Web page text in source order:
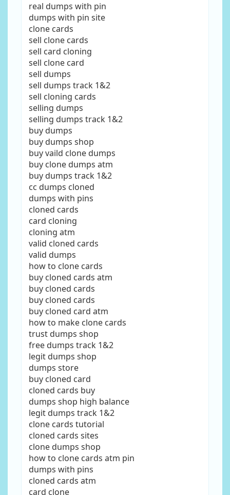
real dumps with pin
dumps with pin site
clone cards
sell clone cards
sell card cloning
sell clone card
sell dumps
sell dumps track 1&2
sell cloning cards
selling dumps
selling dumps track 1&2
buy dumps
buy dumps shop
buy vaild clone dumps
buy clone dumps atm
buy dumps track 1&2
cc dumps cloned
dumps with pins
cloned cards
card cloning
cloning atm
valid cloned cards
valid dumps
how to clone cards
buy cloned cards atm
buy cloned cards
buy cloned cards
buy cloned card atm
how to make clone cards
trust dumps shop
free dumps track 1&2
legit dumps shop
dumps store
buy cloned card
cloned cards buy
dumps shop high balance
legit dumps track 1&2
clone cards tutorial
cloned cards sites
clone dumps shop
how to clone cards atm pin
dumps with pins
cloned cards atm
card clone